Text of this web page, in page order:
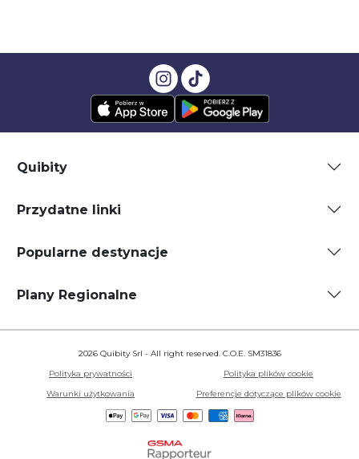
Quibity
Przydatne linki
Popularne destynacje
Plany Regionalne
2026 Quibity Srl - All right reserved. C.O.E. SM31836
Polityka prywatności
Polityka plików cookie
Warunki użytkowania
Preferencje dotyczące plików cookie